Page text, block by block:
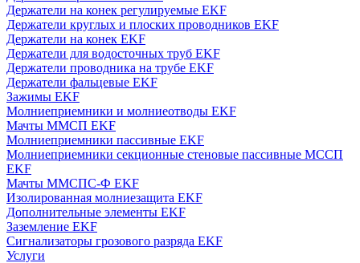
Держатели на конек регулируемые EKF
Держатели круглых и плоских проводников EKF
Держатели на конек EKF
Держатели для водосточных труб EKF
Держатели проводника на трубе EKF
Держатели фальцевые EKF
Зажимы EKF
Молниеприемники и молниеотводы EKF
Мачты ММСП EKF
Молниеприемники пассивные EKF
Молниеприемники секционные стеновые пассивные МССП
EKF
Мачты ММСПС-Ф EKF
Изолированная молниезащита EKF
Дополнительные элементы EKF
Заземление EKF
Сигнализаторы грозового разряда EKF
Услуги